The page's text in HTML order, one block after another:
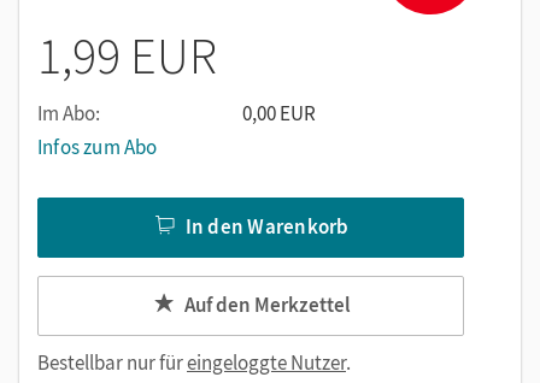
1,99 EUR
Im Abo:
0,00 EUR
Infos zum Abo
In den Warenkorb
Auf den Merkzettel
Bestellbar nur füreingeloggte Nutzer.